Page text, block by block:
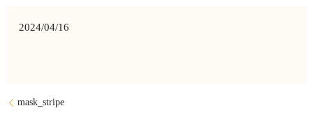
2024/04/16
mask_stripe